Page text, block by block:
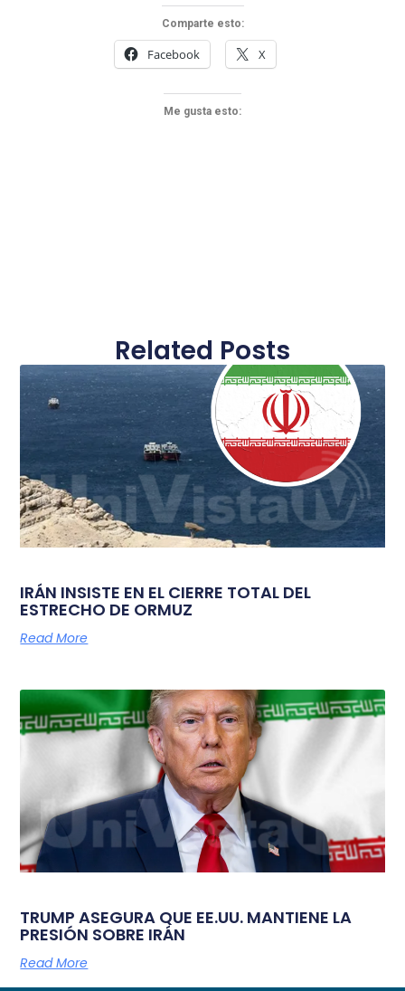
Comparte esto:
Facebook X
Me gusta esto:
Related Posts
IRÁN INSISTE EN EL CIERRE TOTAL DEL
ESTRECHO DE ORMUZ
Read More
TRUMP ASEGURA QUE EE.UU. MANTIENE LA
PRESIÓN SOBRE IRÁN
Read More